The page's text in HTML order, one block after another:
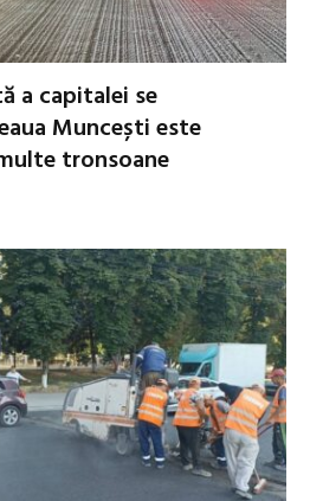
a capitalei se
Muncești este
tronsoane